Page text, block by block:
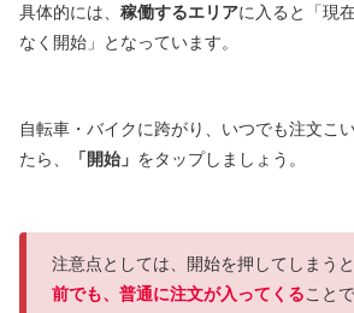
具体的には、 稼働するエリアに入ると「現
なく開始」となっています。
自転車・バイクに跨がり、いつでも注文こ
たら、
「開始」 をタップしましょう。
注意点としては、開始を押してしまうと
前でも、普通に注文が入ってくること